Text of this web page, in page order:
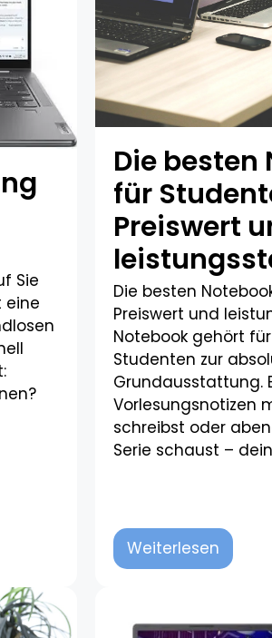
Sie
eine
Die besten
für
Preiswert
Die besten
Preiswert und
Notebook gehört
Studenten zur
Grundausstattung.
Vorlesungsnotizen
schreibst oder
Serie schaust –
Weiterlesen